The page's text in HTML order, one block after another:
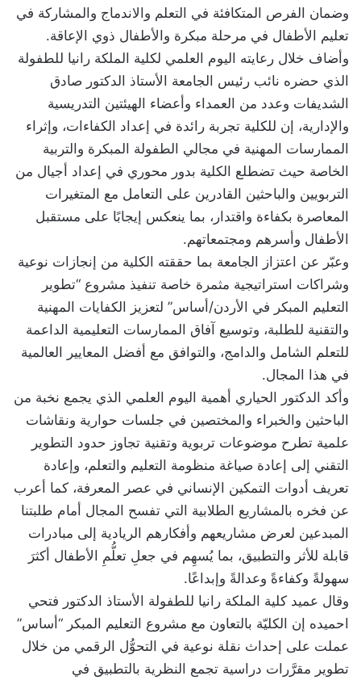
وضمان الفرص المتكافئة في التعلم والاندماج والمشاركة في
تعليم الأطفال في مرحلة مبكرة والأطفال ذوي الإعاقة.
وأضاف خلال رعايته اليوم العلمي لكلية الملكة رانيا للطفولة
الذي حضره نائب رئيس الجامعة الأستاذ الدكتور صادق
الشديفات وعدد من العمداء وأعضاء الهيئتين التدريسية
والإدارية، إن للكلية تجربة رائدة في إعداد الكفاءات، وإثراء
الممارسات المهنية في مجالي الطفولة المبكرة والتربية
الخاصة حيث تضطلع الكلية بدور محوري في إعداد أجيال من
التربويين والباحثين القادرين على التعامل مع المتغيرات
المعاصرة بكفاءة واقتدار، بما ينعكس إيجابًا على مستقبل
الأطفال وأسرهم ومجتمعاتهم.
وعبّر عن اعتزاز الجامعة بما حققته الكلية من إنجازات نوعية
وشراكات استراتيجية مثمرة خاصة تنفيذ مشروع “تطوير
التعليم المبكر في الأردن/أساس” لتعزيز الكفايات المهنية
والتقنية للطلبة، وتوسيع آفاق الممارسات التعليمية الداعمة
للتعلم الشامل والدامج، والتوافق مع أفضل المعايير العالمية
في هذا المجال.
وأكد الدكتور الحياري أهمية اليوم العلمي الذي يجمع نخبة من
الباحثين والخبراء والمختصين في جلسات حوارية ونقاشات
علمية تطرح موضوعات تربوية وتقنية تجاوز حدود التطوير
التقني إلى إعادة صياغة منظومة التعليم والتعلم، وإعادة
تعريف أدوات التمكين الإنساني في عصر المعرفة، كما أعرب
عن فخره بالمشاريع الطلابية التي تفسح المجال أمام طلبتنا
المبدعين لعرض مشاريعهم وأفكارهم الريادية إلى مبادرات
قابلة للأثر والتطبيق، بما يُسهِم في جعلِ تعلُّمِ الأطفال أكثرَ
سهولةً وكفاءةً وعدالةً وإبداعًا.
وقال عميد كلية الملكة رانيا للطفولة الأستاذ الدكتور فتحي
احميده إن الكليّة بالتعاون مع مشروع التعليم المبكر “أساس”
عملت على إحداث نقلة نوعية في التحوُّل الرقمي من خلال
تطوير مقرَّرات دراسية تجمع النظرية بالتطبيق في